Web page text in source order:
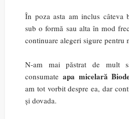
În poza asta am inclus câteva
sub o formă sau alta în mod
continuare alegeri sigure pentru
N-am mai păstrat de mult
consumate apa micelară
am tot vorbit despre ea, dar
și dovada.